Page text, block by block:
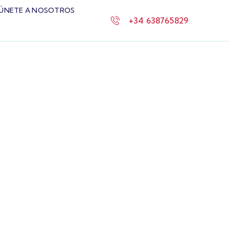
A NOSOTROS
+34 638765829